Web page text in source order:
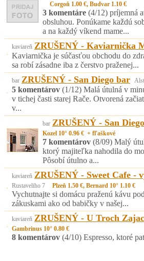
Corgoň 1.00 €, Budvar 1.10 €
3 komentáre (4/12) príjemná
obsluhou. Ponúkame každú
a na každý víkend mame...
kaviareň ZRUŠENÝ - Kaviarnička
Kaviarnička je súčasťou obchodu do
sa robí zásadne iba z čerstvo praženej...
bar ZRUŠENÝ - San Diego bar
5 komentárov (1/12) Malá útulná v
v tichej časti starej Rače. Otvorená
v...
bar ZRUŠENÝ - San
Kozel 10° 0.96 € + fľaškové
7 komentárov (8/09) Malý
ktorý majiteľka nahodila do
Pôsobí útulno a...
kaviareň ZRUŠENÝ - Sweet Cafe -
Rustaveliho 7 Plzeň 1.50 €, Bernard 10° 1.10 €
Vychutnajte si domácu praženú kávu
zákuskami ako od babičky v našej...
kaviareň ZRUŠENÝ - U Troch
Gambrinus 10° 0.80 €
8 komentárov (4/10) Espresso, ktoré